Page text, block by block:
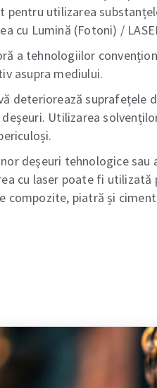
pentru utilizarea
cu Lumină (Fotoni) /
a tehnologiilor
asupra mediului.
deteriorează suprafețele
Utilizarea
deșeuri tehnologice
cu laser poate fi
compozite, piatră și